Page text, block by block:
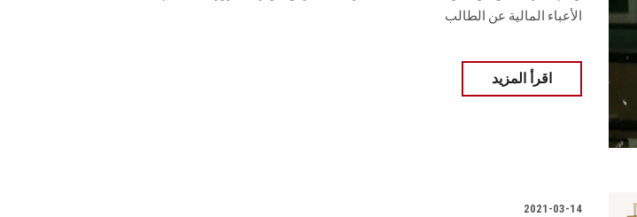
الأعباء المالية عن الطالب
اقرأ المزيد
2021-03-14